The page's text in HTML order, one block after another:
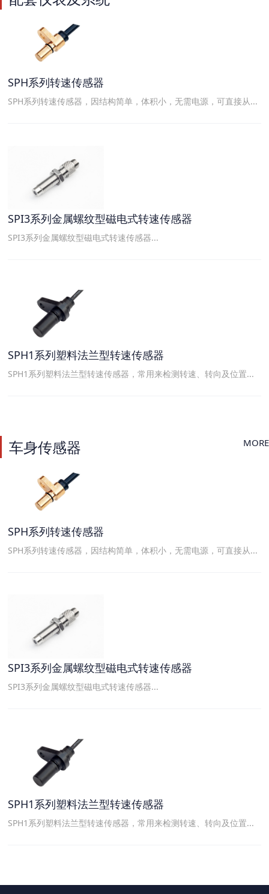
SPH系列转速传感器
SPH系列转速传感器，因结构简单，体积小，无需电源，可直接从...
SPI3系列金属螺纹型磁电式转速传感器
SPI3系列金属螺纹型磁电式转速传感器...
SPH1系列塑料法兰型转速传感器
SPH1系列塑料法兰型转速传感器，常用来检测转速、转向及位置...
车身传感器 MORE
SPH系列转速传感器
SPH系列转速传感器，因结构简单，体积小，无需电源，可直接从...
SPI3系列金属螺纹型磁电式转速传感器
SPI3系列金属螺纹型磁电式转速传感器...
SPH1系列塑料法兰型转速传感器
SPH1系列塑料法兰型转速传感器，常用来检测转速、转向及位置...